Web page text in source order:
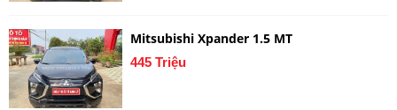
Mitsubishi Xpander 1.5 MT
445 Triệu